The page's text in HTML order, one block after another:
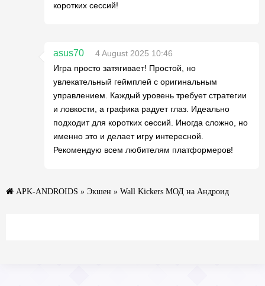
коротких сессий!
asus70
4 August 2025 10:46
Игра просто затягивает! Простой, но
увлекательный геймплей с оригинальным
управлением. Каждый уровень требует стратегии
и ловкости, а графика радует глаз. Идеально
подходит для коротких сессий. Иногда сложно, но
именно это и делает игру интересной.
Рекомендую всем любителям платформеров!
APK-ANDROIDS » Экшен » Wall Kickers МОД на Андроид